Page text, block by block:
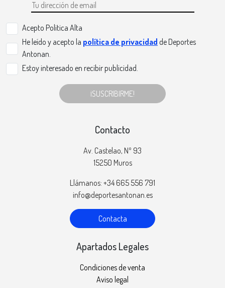
Acepto Politica Alta
He leído y acepto la política de privacidad de Deportes
Antonan.
Estoy interesado en recibir publicidad.
¡SUSCRIBIRME!
Contacto
Av. Castelao, Nº 93
15250 Muros
Llámanos: +34 665 556 791
info@deportesantonan.es
Contacta
Apartados Legales
Condiciones de venta
Aviso legal